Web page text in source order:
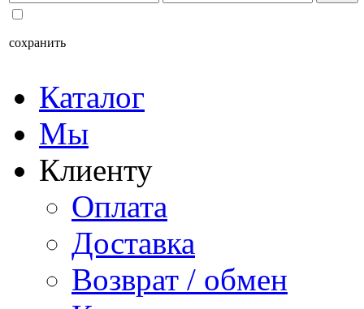
сохранить
Каталог
Мы
Клиенту
Оплата
Доставка
Возврат / обмен